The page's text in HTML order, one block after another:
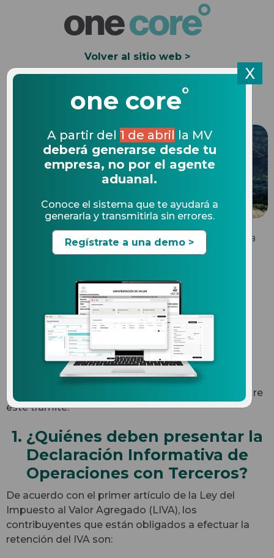
Volver al sitio web >
Solicita una Demo
BENEFICIOS DE UN SOFTWARE DE COMERCIO
05.09.2018
sobre la DIOT del SAT
Sabemos que la Declaración Informativa de
Operaciones con Terceros (DIOT) es importante
para los contribuyentes que se dedican o prestan
servicios relacionados a la importación de bienes,
por ello presentamos 8 preguntas frecuentes sobre
este trámite.
1. ¿Quiénes deben presentar la
Declaración Informativa de
Operaciones con Terceros?
De acuerdo con el primer artículo de la Ley del
Impuesto al Valor Agregado (LIVA), los
contribuyentes que están obligados a efectuar la
retención del IVA son:
X
one core°
A partir del 1 de abril la MV
deberá generarse desde tu
empresa, no por el agente
aduanal.
Conoce el sistema que te ayudará a
generarla y transmitirla sin errores.
Regístrate a una demo >